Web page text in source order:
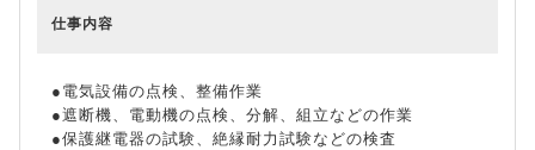
仕事内容
●電気設備の点検、整備作業
●遮断機、電動機の点検、分解、組立などの作業
●保護継電器の試験、絶縁耐力試験などの検査